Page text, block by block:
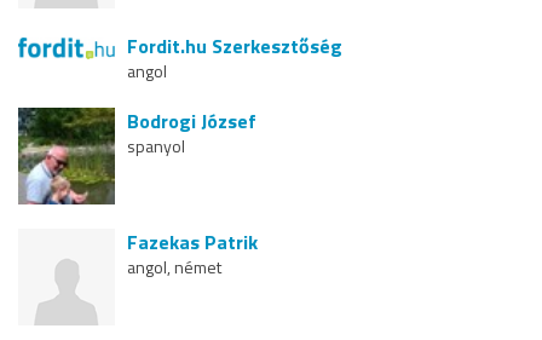
Fordit.hu Szerkesztőség
angol
Bodrogi József
spanyol
Fazekas Patrik
angol, német